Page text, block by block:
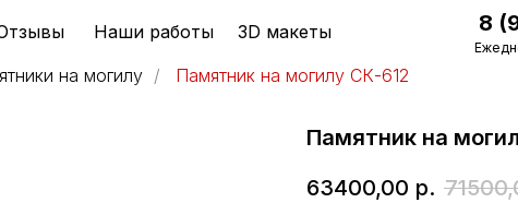
Наши работы 3D макеты 8
на могилу / Памятник на могилу СК-612
Памятник на
63400,00 р.